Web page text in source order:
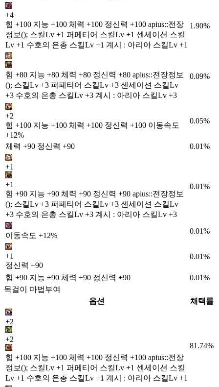
+4
힘 +100 지능 +100 체력 +100 정신력 +100 apius::전장
정보(); 스킬Lv +1 퍼페티어 스킬Lv +1 센세이션 스킬
Lv +1 수호의 은총 스킬Lv +1 계시 : 아리아 스킬Lv +1
1.90%
힘 +80 지능 +80 체력 +80 정신력 +80 apius::전장정보
(); 스킬Lv +3 퍼페티어 스킬Lv +3 센세이션 스킬Lv
+3 수호의 은총 스킬Lv +3 계시 : 아리아 스킬Lv +3
0.09%
+2
힘 +100 지능 +100 체력 +100 정신력 +100 이동속도
+12%
0.05%
체력 +90 정신력 +90 0.01%
+1
+1
힘 +90 지능 +90 체력 +90 정신력 +90 apius::전장정보
(); 스킬Lv +3 퍼페티어 스킬Lv +3 센세이션 스킬Lv
+3 수호의 은총 스킬Lv +3 계시 : 아리아 스킬Lv +3
0.01%
이동속도 +12%
0.01%
+1
정신력 +90
0.01%
힘 +90 지능 +90 체력 +90 정신력 +90
0.01%
목걸이 마법부여
옵션
채택률
+2
+2
힘 +100 지능 +100 체력 +100 정신력 +100 apius::전장
정보(); 스킬Lv +1 퍼페티어 스킬Lv +1 센세이션 스킬
Lv +1 수호의 은총 스킬Lv +1 계시 : 아리아 스킬Lv +1
81.74%